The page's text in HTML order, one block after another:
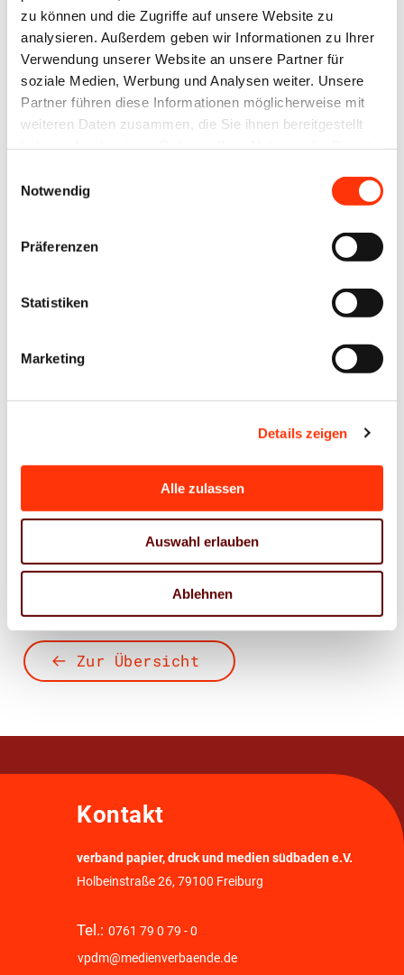
zu können und die Zugriffe auf unsere Website zu
analysieren. Außerdem geben wir Informationen zu Ihrer
Verwendung unserer Website an unsere Partner für
soziale Medien, Werbung und Analysen weiter. Unsere
Partner führen diese Informationen möglicherweise mit
weiteren Daten zusammen, die Sie ihnen bereitgestellt
Notwendig
Präferenzen
Statistiken
Marketing
Details zeigen
Alle zulassen
Auswahl erlauben
Ablehnen
Benutzernamen und Ihr
Passwort ein, um sich an der
Website anzumelden.
Jens Meyer
Geschäftsführer
j.meyer@vdm-beratung.de
Zur Übersicht
Kontakt
verband papier, druck und medien südbaden e.V.
Holbeinstraße 26, 79100 Freiburg
Tel.: 0761 79 0 79 - 0
vpdm@medienverbaende.de